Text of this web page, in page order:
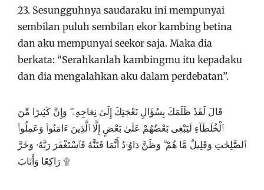
23. Sesungguhnya saudaraku ini mempunyai
sembilan puluh sembilan ekor kambing betina
dan aku mempunyai seekor saja. Maka dia
berkata: “Serahkanlah kambingmu itu kepadaku
dan dia mengalahkan aku dalam perdebatan”.
قَالَ لَقَدْ ظَلَمَكَ بِسُؤَالِ نَعْجَتِكَ إِلَىٰ نِعَاجِهِۦ ۖ وَإِنَّ كَثِيرًا مِّنَ
ٱلْخُلَطَآءِ لَيَبْغِى بَعْضُهُمْ عَلَىٰ بَعْضٍ إِلَّا ٱلَّذِينَ ءَامَنُوا۟ وَعَمِلُوا۟
ٱلصَّٰلِحَٰتِ وَقَلِيلٌ مَّا هُمْ ۗ وَظَنَّ دَاوُۥدُ أَنَّمَا فَتَنَّٰهُ فَٱسْتَغْفَرَ رَبَّهُۥ وَخَرَّ
رَاكِعًا وَأَنَابَ ۩